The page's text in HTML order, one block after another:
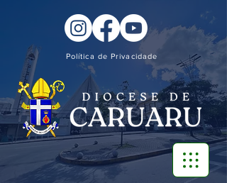
Política de Privacidade